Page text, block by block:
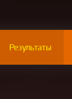
Результаты